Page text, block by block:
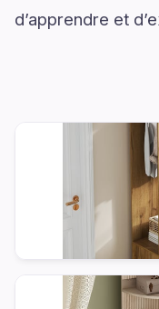
d’apprendre et